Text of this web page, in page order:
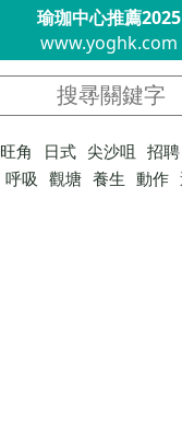
瑜珈中心推薦2025
www.yoghk.com
旺角 日式 尖沙咀 招聘
呼吸 觀塘 養生 動作